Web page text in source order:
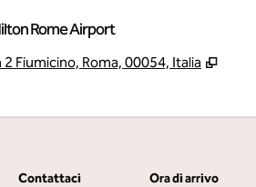
Rome Airport
Fiumicino, Roma, 00054, Italia ,
Contattaci
Ora di arrivo